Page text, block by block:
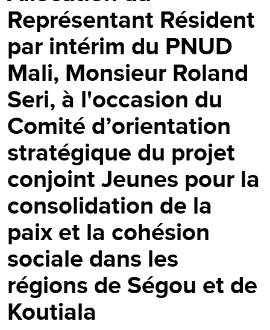
Représentant Résident
par intérim du PNUD
Mali, Monsieur Roland
Seri, à l'occasion du
Comité d’orientation
stratégique du projet
conjoint Jeunes pour la
consolidation de la
paix et la cohésion
sociale dans les
régions de Ségou et de
Koutiala